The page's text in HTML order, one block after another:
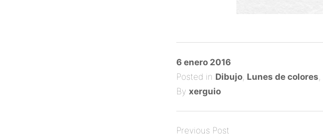
Posted
on
6 enero 2016
Posted in Dibujo, Lunes de colores,
By xerguio
Previous Post